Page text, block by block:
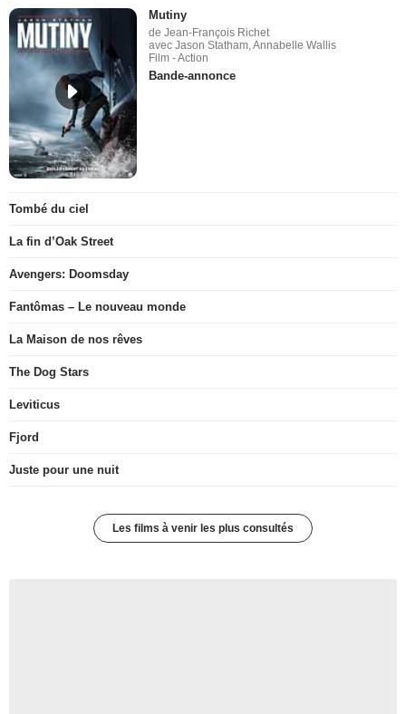
Mutiny
de Jean-François Richet
avec Jason Statham, Annabelle Wallis
Film - Action
Bande-annonce
Tombé du ciel
La fin d’Oak Street
Avengers: Doomsday
Fantômas – Le nouveau monde
La Maison de nos rêves
The Dog Stars
Leviticus
Fjord
Juste pour une nuit
Les films à venir les plus consultés